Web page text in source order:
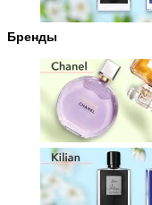
Бренды